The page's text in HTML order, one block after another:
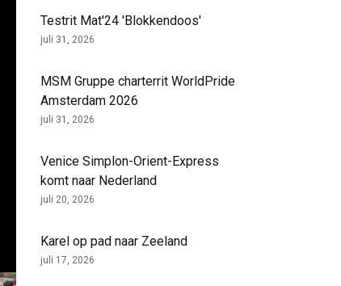
Testrit Mat'24 'Blokkendoos'
juli 31, 2026
MSM Gruppe charterrit WorldPride
Amsterdam 2026
juli 31, 2026
Venice Simplon-Orient-Express
komt naar Nederland
juli 20, 2026
Karel op pad naar Zeeland
juli 17, 2026